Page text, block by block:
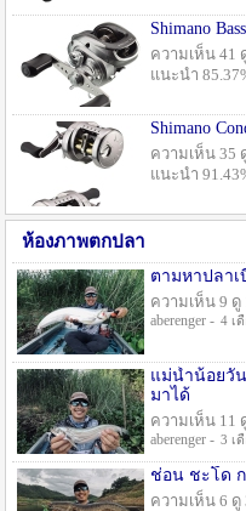
Shimano
ความเห็น 41
แนะนำ
Shimano
ความเห็น 35
แนะนำ
ห้องภาพตกปลา
ตามหาปลา
ความเห็น 9 ดู
aberenger - 4 เ
แม่น้ำน้อยวั
มาได้
ความเห็น 11
aberenger - 3 เ
ช่อน ชะโด
ความเห็น 6 ดู